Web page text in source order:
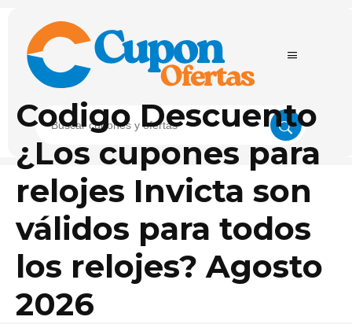
Codigo Descuento
¿Los cupones para
relojes Invicta son
válidos para todos
los relojes? Agosto
2026